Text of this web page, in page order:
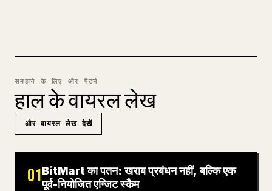
समझने के लिए और पैटर्न
हाल के वायरल लेख
और वायरल लेख देखें
01BitMart का पतन: खराब प्रबंधन नहीं, बल्कि एक
पूर्व-नियोजित एग्जिट स्कैम